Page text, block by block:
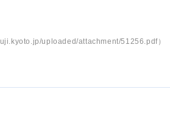
uploaded/attachment/51256.pdf）